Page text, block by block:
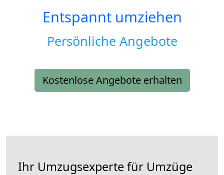
Entspannt umziehen
Persönliche Angebote
Kostenlose Angebote erhalten
Ihr Umzugsexperte für Umzüge